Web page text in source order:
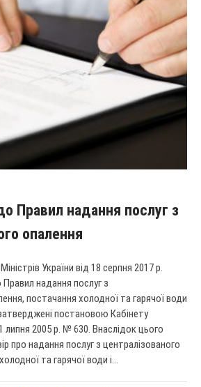
Правил надання послуг з
опалення
України від 18 серпня 2017 р.
надання послуг з
постачання холодної та гарячої води
постановою Кабінету
липня 2005 р. № 630. Внаслідок цього
про надання послуг з централізованого
та гарячої води і...